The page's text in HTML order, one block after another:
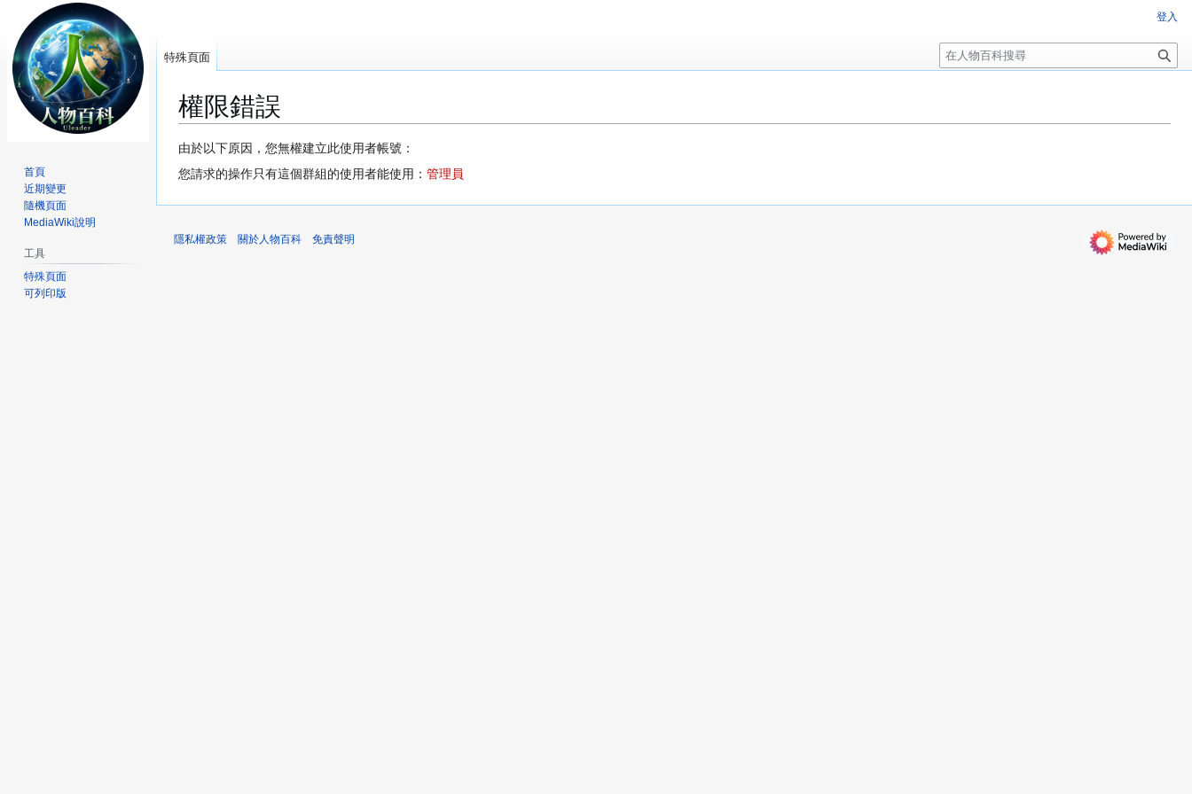
權限錯誤
跳
至
覽
跳
至
尋
由於以下原因，您無權建立此使用者帳號：
您請求的操作只有這個群組的使用者能使用： 管理員
登入
特殊頁面
搜
尋
首頁
近期變更
隨機頁面
MediaWiki說明
工具
特殊頁面
可列印版
隱私權政策 關於人物百科 免責聲明